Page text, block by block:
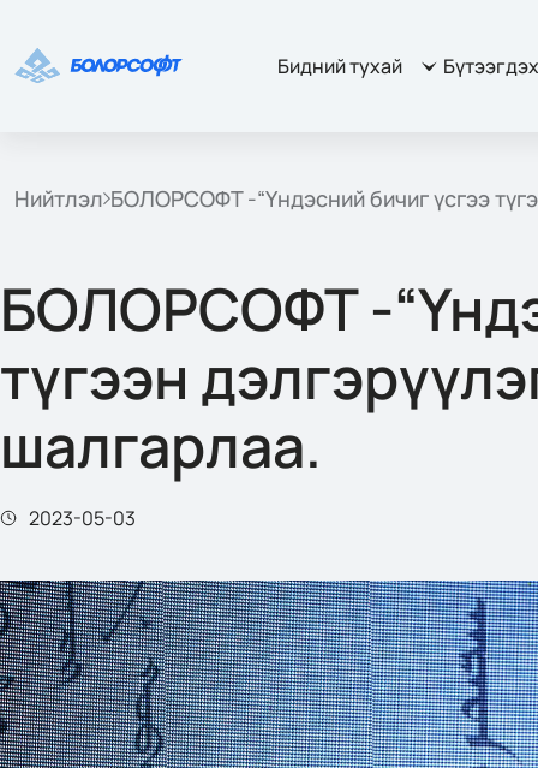
Бидний тухай
Нийтлэл БОЛОРСОФТ -“Үндэсний бичиг үсгээ
БОЛОРСОФТ -
түгээн
шалгарлаа.
2023-05-03